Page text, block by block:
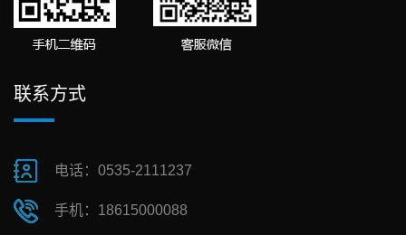
联系方式
电话：0535-2111237
手机：18615000088